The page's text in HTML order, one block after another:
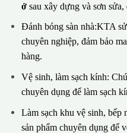
ởsau xây dựng và sơn sửa,
Đánh bóng sàn nhà:KTA
chuyên nghiệp, đảm bảo
hàng.
Vệ sinh, làm sạch kính:
chuyên dụng để làm sạch
Làm sạch khu vệ sinh, bếp
sản phẩm chuyên dụng để